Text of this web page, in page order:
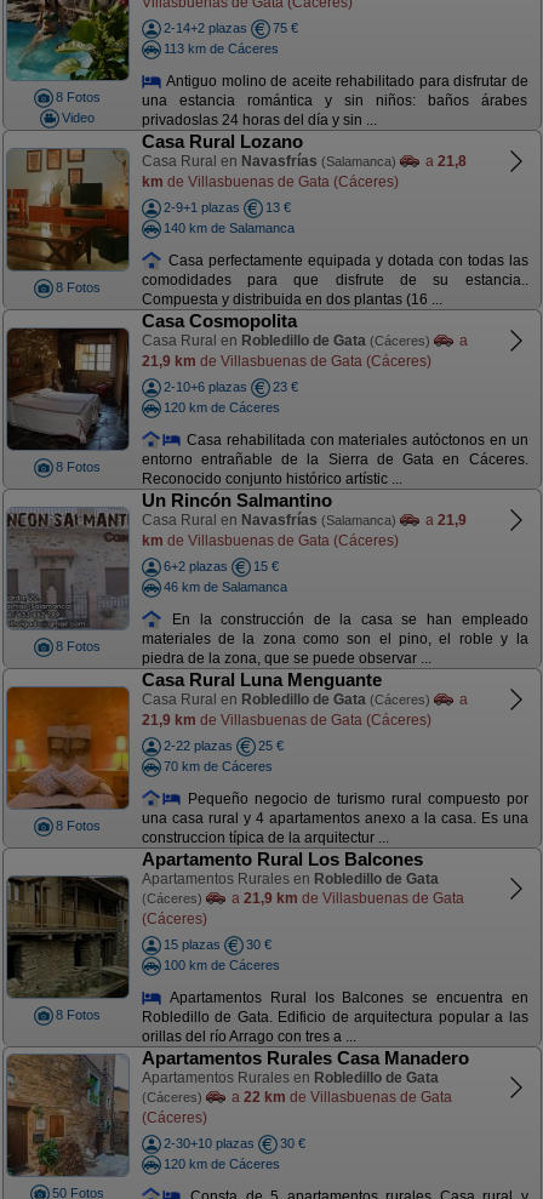
8 Fotos
Video
2-14+2 plazas
75 €
113 km de Cáceres
Antiguo molino de aceite rehabilitado para disfrutar de
una estancia romántica y sin niños: baños árabes
privadoslas 24 horas del día y sin ...
8 Fotos
Casa Rural Lozano
Casa Rural en Navasfrías (Salamanca) a 21,8
km de Villasbuenas de Gata (Cáceres)
2-9+1 plazas
13 €
140 km de Salamanca
Casa perfectamente equipada y dotada con todas las
comodidades para que disfrute de su estancia..
Compuesta y distribuida en dos plantas (16 ...
8 Fotos
Casa Cosmopolita
Casa Rural en Robledillo de Gata (Cáceres)
a
21,9 km de Villasbuenas de Gata (Cáceres)
2-10+6 plazas
23 €
120 km de Cáceres
Casa rehabilitada con materiales autóctonos en un
entorno entrañable de la Sierra de Gata en Cáceres.
Reconocido conjunto histórico artístic ...
8 Fotos
Un Rincón Salmantino
Casa Rural en Navasfrías (Salamanca) a 21,9
km de Villasbuenas de Gata (Cáceres)
6+2 plazas
15 €
46 km de Salamanca
En la construcción de la casa se han empleado
materiales de la zona como son el pino, el roble y la
piedra de la zona, que se puede observar ...
8 Fotos
Casa Rural Luna Menguante
Casa Rural en Robledillo de Gata (Cáceres)
a
21,9 km de Villasbuenas de Gata (Cáceres)
2-22 plazas
25 €
70 km de Cáceres
Pequeño negocio de turismo rural compuesto por
una casa rural y 4 apartamentos anexo a la casa. Es una
construccion típica de la arquitectur ...
8 Fotos
Apartamento Rural Los Balcones
Apartamentos Rurales en Robledillo de Gata
(Cáceres) a 21,9 km de Villasbuenas de Gata
(Cáceres)
15 plazas
30 €
100 km de Cáceres
Apartamentos Rural los Balcones se encuentra en
Robledillo de Gata. Edificio de arquitectura popular a las
orillas del río Arrago con tres a ...
50 Fotos
Apartamentos Rurales Casa Manadero
Apartamentos Rurales en Robledillo de Gata
(Cáceres) a 22 km de Villasbuenas de Gata
(Cáceres)
2-30+10 plazas
30 €
120 km de Cáceres